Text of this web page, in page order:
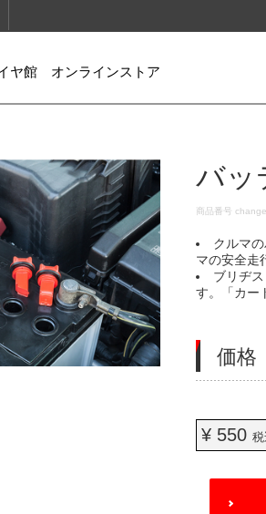
ヤ館 オンラインストア
バッ
DETAILS
商品番号
クルマ
マの安全走
ブリヂ
す。「カー
価格
¥ 550税
ADD